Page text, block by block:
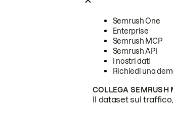
Semrush One
Enterprise
Semrush MCP
Semrush API
I nostri dati
Richiedi una
COLLEGA SEMRUSH
Il dataset sul